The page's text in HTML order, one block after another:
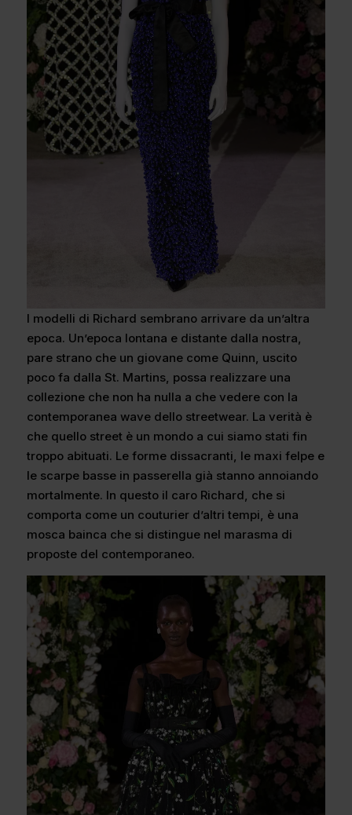
I modelli di Richard sembrano arrivare da un’altra
epoca. Un’epoca lontana e distante dalla nostra,
pare strano che un giovane come Quinn, uscito
poco fa dalla St. Martins, possa realizzare una
collezione che non ha nulla a che vedere con la
contemporanea wave dello streetwear. La verità è
che quello street è un mondo a cui siamo stati fin
troppo abituati. Le forme dissacranti, le maxi felpe e
le scarpe basse in passerella già stanno annoiando
mortalmente. In questo il caro Richard, che si
comporta come un couturier d’altri tempi, è una
mosca bainca che si distingue nel marasma di
proposte del contemporaneo.